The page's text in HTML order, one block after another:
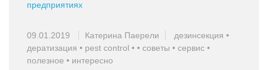
09.01.2019 Катерина Паерели дезинсекция •
дератизация • pest control • • советы • сервис •
полезное • интересно